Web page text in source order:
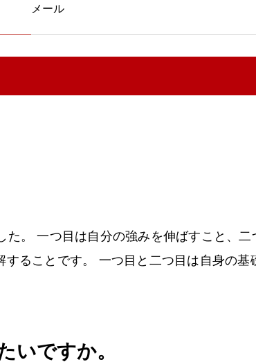
メール
。 一つ目は自分の強みを伸ばすこと、
ることです。 一つ目と二つ目は自身の
いですか。